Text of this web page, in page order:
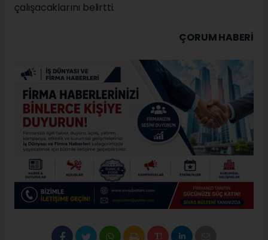
çalışacaklarını belirtti.
ÇORUM HABERİ